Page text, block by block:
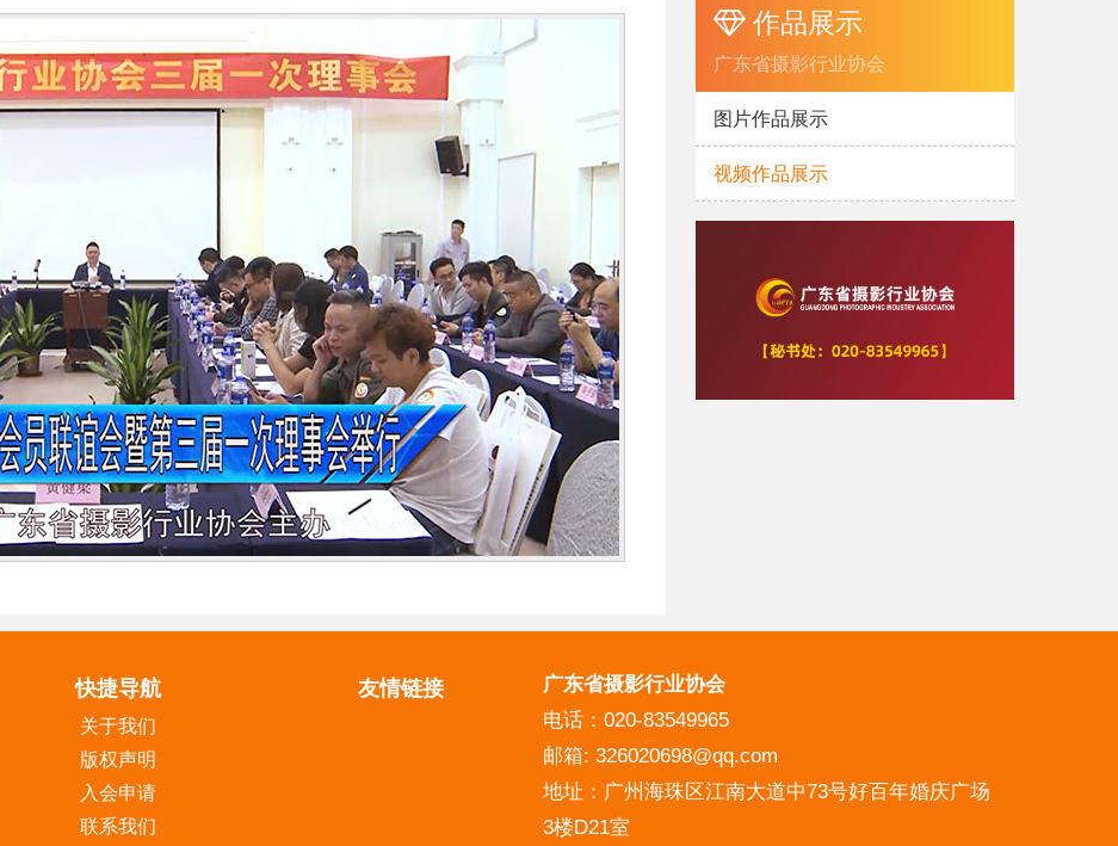
作品展示
广东省摄影行业协会
图片作品展示
视频作品展示
快捷导航
关于我们
版权声明
入会申请
联系我们
友情链接
广东省摄影行业协会
电话：020-83549965
邮箱: 326020698@qq.com
地址：广州海珠区江南大道中73号好百年婚庆广场
3楼D21室